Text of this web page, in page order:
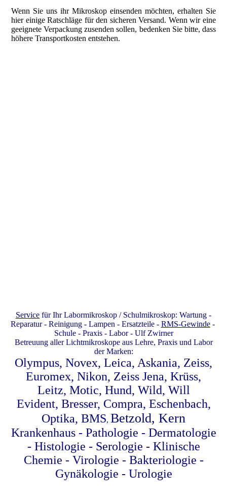
Wenn Sie uns ihr Mikroskop einsenden möchten, erhalten Sie
hier einige Ratschläge für den sicheren Versand. Wenn wir eine
geeignete Verpackung zusenden sollen, bedenken Sie bitte, dass
höhere Transportkosten entstehen.
Service für Ihr Labormikroskop / Schulmikroskop: Wartung -
Reparatur - Reinigung - Lampen - Ersatzteile - RMS-Gewinde-
Schule - Praxis - Labor - Ulf Zwirner
Betreuung aller Lichtmikroskope aus Lehre, Praxis und Labor
der Marken:
Olympus, Novex, Leica, Askania, Zeiss,
Euromex, Nikon, Zeiss Jena, Krüss,
Leitz, Motic, Hund, Wild, Will
Evident, Bresser, Compra, Eschenbach,
Optika, BMS, Betzold, Kern
Krankenhaus - Pathologie - Dermatologie
- Histologie - Serologie - Klinische
Chemie - Virologie - Bakteriologie -
Gynäkologie - Urologie